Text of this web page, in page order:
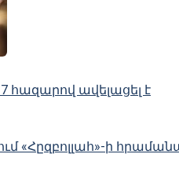
հազարով ավելացել է
«Հըզբոլլահ»-ի